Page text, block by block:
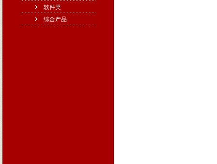
软件类
综合产品